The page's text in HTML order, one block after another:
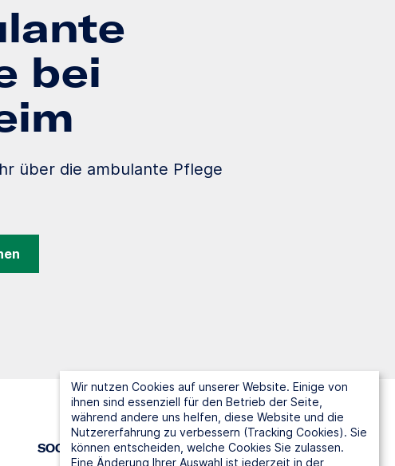
bei
über die ambulante Pflege
SOCIAL MEDIA
Wir nutzen Cookies auf unserer Website. Einige von
ihnen sind essenziell für den Betrieb der Seite,
während andere uns helfen, diese Website und die
Nutzererfahrung zu verbessern (Tracking Cookies). Sie
können entscheiden, welche Cookies Sie zulassen.
Eine Änderung Ihrer Auswahl ist jederzeit in der